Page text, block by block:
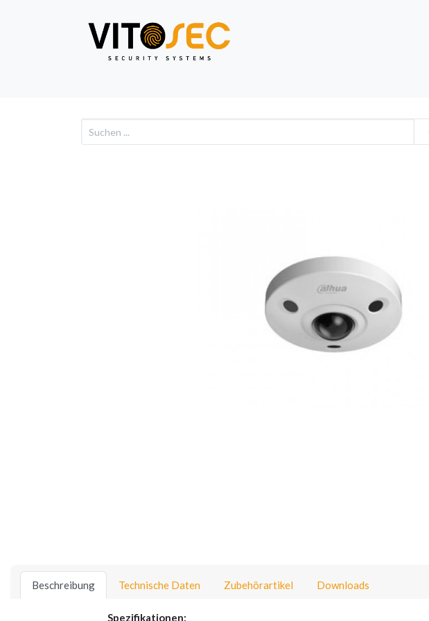
Video Alarm
Beschreibung Technische Daten Zubehörartikel Downloads
Spezifikationen: